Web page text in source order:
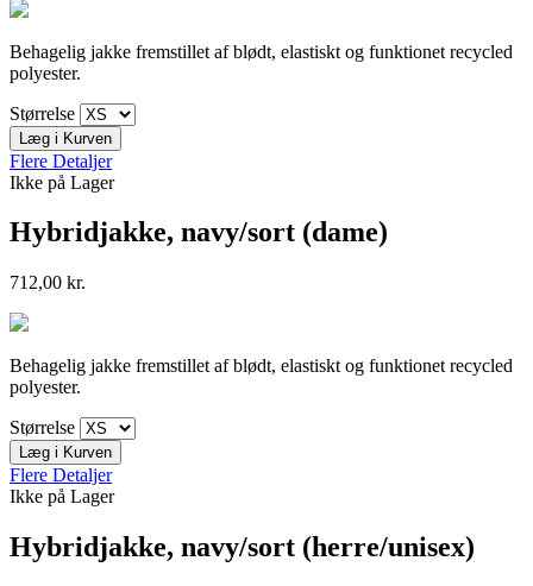
Behagelig jakke fremstillet af blødt, elastiskt og funktionet recycled
polyester.
Størrelse
Læg i Kurven
Flere Detaljer
Ikke på Lager
Hybridjakke, navy/sort (dame)
712,00 kr.
Behagelig jakke fremstillet af blødt, elastiskt og funktionet recycled
polyester.
Størrelse
Læg i Kurven
Flere Detaljer
Ikke på Lager
Hybridjakke, navy/sort (herre/unisex)